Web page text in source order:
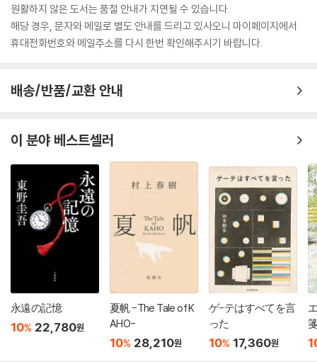
원활하지 않은 도서는 품절 안내가 지연될 수 있습니다.
해당 경우, 문자와 메일로 별도 안내를 드리고 있사오니 마이페이지에서
휴대전화번호와 메일주소를 다시 한번 확인해주시기 바랍니다.
배송/반품/교환 안내
이 분야 베스트셀러
永遠の記憶
10% 22,780원
夏帆 -The Tale of K
AHO-
10% 28,210원
ゲ-テはすべてを言
った
10% 17,360원